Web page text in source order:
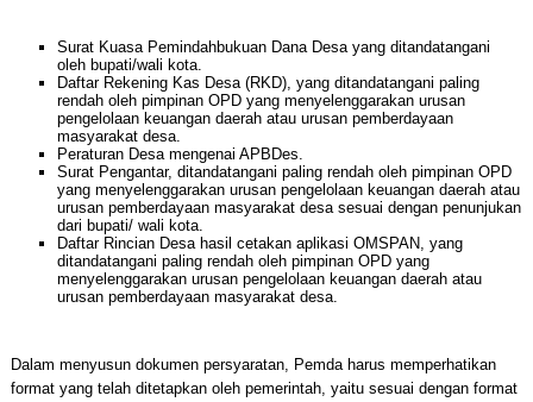
Surat Kuasa Pemindahbukuan Dana Desa yang ditandatangani
oleh bupati/wali kota.
Daftar Rekening Kas Desa (RKD), yang ditandatangani paling
rendah oleh pimpinan OPD yang menyelenggarakan urusan
pengelolaan keuangan daerah atau urusan pemberdayaan
masyarakat desa.
Peraturan Desa mengenai APBDes.
Surat Pengantar, ditandatangani paling rendah oleh pimpinan OPD
yang menyelenggarakan urusan pengelolaan keuangan daerah atau
urusan pemberdayaan masyarakat desa sesuai dengan penunjukan
dari bupati/ wali kota.
Daftar Rincian Desa hasil cetakan aplikasi OMSPAN, yang
ditandatangani paling rendah oleh pimpinan OPD yang
menyelenggarakan urusan pengelolaan keuangan daerah atau
urusan pemberdayaan masyarakat desa.
Dalam menyusun dokumen persyaratan, Pemda harus memperhatikan
format yang telah ditetapkan oleh pemerintah, yaitu sesuai dengan format